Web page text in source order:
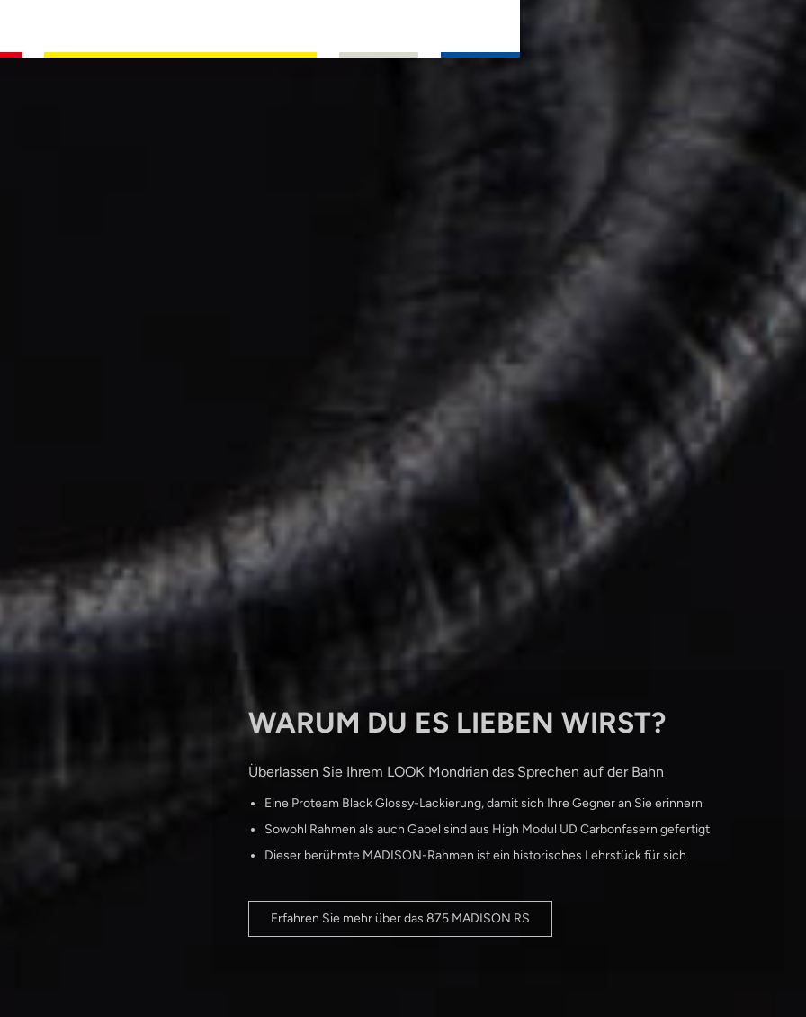
WARUM DU ES LIEBEN WIRST?
Überlassen Sie Ihrem LOOK Mondrian das Sprechen auf der Bahn
Eine Proteam Black Glossy-Lackierung, damit sich Ihre Gegner an Sie erinnern
Sowohl Rahmen als auch Gabel sind aus High Modul UD Carbonfasern gefertigt
Dieser berühmte MADISON-Rahmen ist ein historisches Lehrstück für sich
Erfahren Sie mehr über das 875 MADISON RS